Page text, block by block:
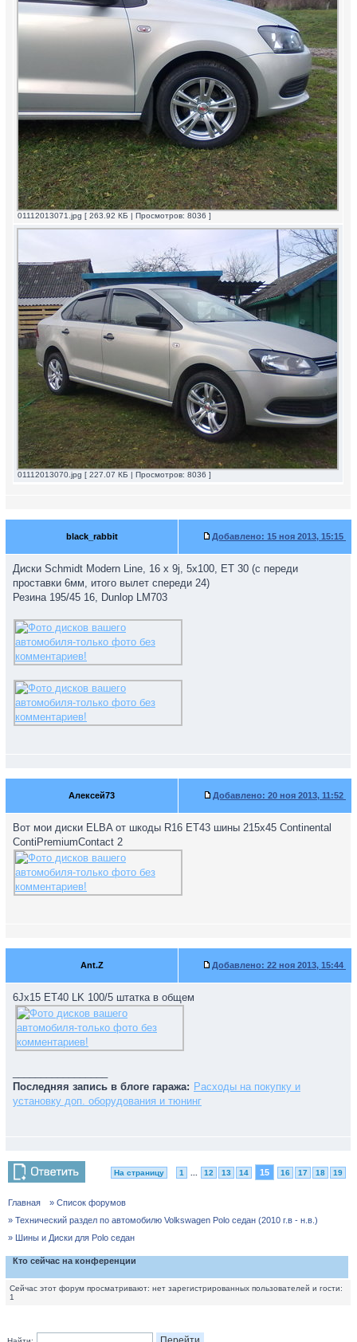
01112013071.jpg [ 263.92 КБ | Просмотров: 8036 ]
01112013070.jpg [ 227.07 КБ | Просмотров: 8036 ]
black_rabbit Добавлено: 15 ноя 2013, 15:15
Диски Schmidt Modern Line, 16 х 9j, 5x100, ET 30 (с переди
проставки 6мм, итого вылет спереди 24)
Резина 195/45 16, Dunlop LM703
Алексей73 Добавлено: 20 ноя 2013, 11:52
Вот мои диски ELBA от шкоды R16 ET43 шины 215х45 Continental
ContiPremiumContact 2
Ant.Z Добавлено: 22 ноя 2013, 15:44
6Jх15 ЕТ40 LK 100/5 штатка в общем
Последняя запись в блоге гаража: Расходы на покупку и
установку доп. оборудования и тюнинг
На страницу 1 12 13 14 15 16 17 18 19
Главная
» Список форумов
» Технический раздел по автомобилю Volkswagen Polo седан (2010 г.в - н.в.)
» Шины и Диски для Polo седан
Кто сейчас на конференции
Сейчас этот форум просматривают: нет зарегистрированных пользователей и гости:
1